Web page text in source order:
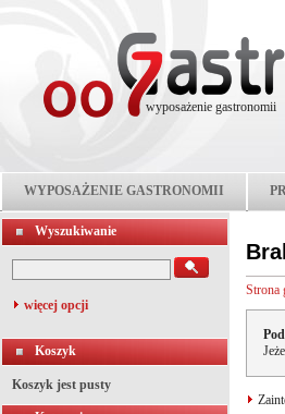
wyposażenie gastronomii
WYPOSAŻENIE GASTRONOMII
Wyszukiwanie
więcej opcji
Koszyk
Koszyk jest pusty
Strona